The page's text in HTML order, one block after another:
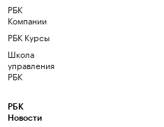
РБК
Компании
РБК Курсы
Школа
управления
РБК
РБК
Новости